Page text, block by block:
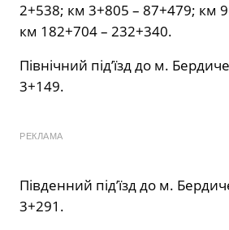
2+538; км 3+805 – 87+479; км
км 182+704 – 232+340.
Північний під’їзд до м.
3+149.
РЕКЛАМА
Південний під’їзд до м.
3+291.